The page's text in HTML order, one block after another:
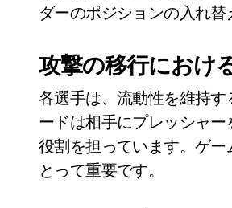
ダーのポジションの入れ替
攻撃の移行におけ
各選手は、流動性を維持
ードは相手にプレッシャ
役割を担っています。ゲ
とって重要です。